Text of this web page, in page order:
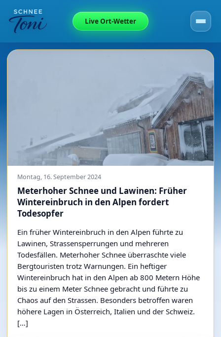
Live Ort-Wetter
Montag, 16. September 2024
Meterhoher Schnee und Lawinen: Früher
Wintereinbruch in den Alpen fordert
Todesopfer
Ein früher Wintereinbruch in den Alpen führte zu
Lawinen, Strassensperrungen und mehreren
Todesfällen. Meterhoher Schnee überraschte viele
Bergtouristen trotz Warnungen. Ein heftiger
Wintereinbruch hat in den Alpen ab 800 Metern Höhe
bis zu einem Meter Schnee gebracht und führte zu
Chaos auf den Strassen. Besonders betroffen waren
höhere Lagen in Österreich, Italien und der Schweiz.
[…]